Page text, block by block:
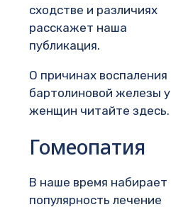
сходстве и различиях
расскажет наша
публикация.
О причинах воспаления
бартолиновой железы у
женщин читайте здесь.
Гомеопатия
В наше время набирает
популярность лечение